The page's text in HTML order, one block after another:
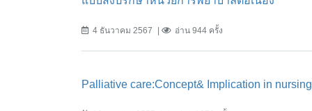
4 ธันวาคม 2567 อ่าน 944 ครั้ง
Palliative care:Concept& Implication in nursing